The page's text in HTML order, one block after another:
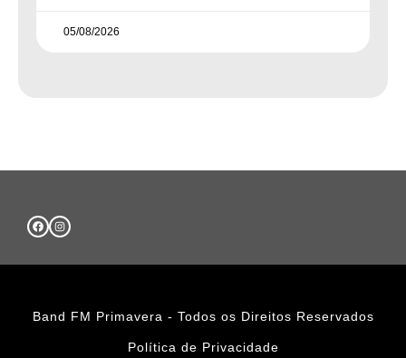
05/08/2026
Band FM Primavera - Todos os Direitos Reservados
Política de Privacidade